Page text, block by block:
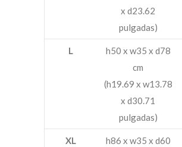
x d23.62
pulgadas)
L
h50 x w35 x d78
cm
(h19.69 x w13.78
x d30.71
pulgadas)
XL h86 x w35 x d60